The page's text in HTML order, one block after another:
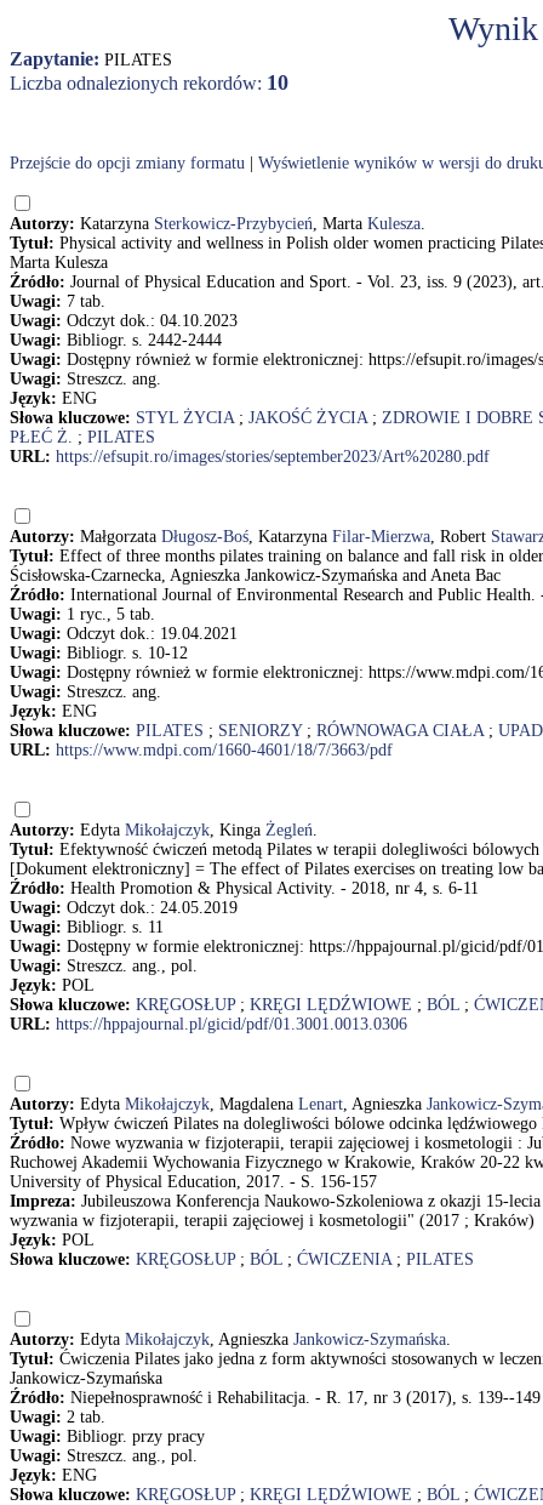
Zapytanie: PILATES
Liczba odnalezionych rekordów: 10
Przejście do opcji zmiany formatu Wyświetlenie wyników w wersji do
Autorzy: Katarzyna Sterkowicz-Przybycień, Marta Kulesza.
Tytuł: Physical activity and wellness in Polish older women practicing
Marta Kulesza
Źródło: Journal of Physical Education and Sport. - Vol. 23, iss. 9 (2023),
Uwagi: 7 tab.
Uwagi: Odczyt dok.: 04.10.2023
Uwagi: Bibliogr. s. 2442-2444
Uwagi: Dostępny również w formie elektronicznej: https://efsupit.ro/
Uwagi: Streszcz. ang.
Język: ENG
Słowa kluczowe: STYL ŻYCIA; JAKOŚĆ ŻYCIA; ZDROWIE I DOBRE
PŁEĆ Ż. ; PILATES
URL: https://efsupit.ro/images/stories/september2023/Art%20280.pdf
Autorzy: Małgorzata Długosz-Boś, Katarzyna Filar-Mierzwa, Robert
Tytuł: Effect of three months pilates training on balance and fall risk in
Ścisłowska-Czarnecka, Agnieszka Jankowicz-Szymańska and Aneta Bac
Źródło: International Journal of Environmental Research and Public
Uwagi: 1 ryc., 5 tab.
Uwagi: Odczyt dok.: 19.04.2021
Uwagi: Bibliogr. s. 10-12
Uwagi: Dostępny również w formie elektronicznej: https://www.mdpi.com/
Uwagi: Streszcz. ang.
Język: ENG
Słowa kluczowe: PILATES ; SENIORZY; RÓWNOWAGA CIAŁA;
URL: https://www.mdpi.com/1660-4601/18/7/3663/pdf
Autorzy: Edyta Mikołajczyk, Kinga Żegleń.
Tytuł: Efektywność ćwiczeń metodą Pilates w terapii dolegliwości
[Dokument elektroniczny] = The effect of Pilates exercises on treating low
Źródło: Health Promotion & Physical Activity. - 2018, nr 4, s. 6-11
Uwagi: Odczyt dok.: 24.05.2019
Uwagi: Bibliogr. s. 11
Uwagi: Dostępny w formie elektronicznej: https://hppajournal.pl/gicid/pdf/
Uwagi: Streszcz. ang., pol.
Język: POL
Słowa kluczowe: KRĘGOSŁUP; KRĘGI LĘDŹWIOWE ; BÓL ;
URL: https://hppajournal.pl/gicid/pdf/01.3001.0013.0306
Autorzy: Edyta Mikołajczyk, Magdalena Lenart, Agnieszka Jankowicz-
Tytuł: Wpływ ćwiczeń Pilates na dolegliwości bólowe odcinka
Źródło: Nowe wyzwania w fizjoterapii, terapii zajęciowej i kosmetologii :
Ruchowej Akademii Wychowania Fizycznego w Krakowie, Kraków 20-22
University of Physical Education, 2017. - S. 156-157
Impreza: Jubileuszowa Konferencja Naukowo-Szkoleniowa z okazji 15-
wyzwania w fizjoterapii, terapii zajęciowej i kosmetologii" (2017 ; Kraków)
Język: POL
Słowa kluczowe: KRĘGOSŁUP; BÓL ; ĆWICZENIA; PILATES
Autorzy: Edyta Mikołajczyk, Agnieszka Jankowicz-Szymańska.
Tytuł: Ćwiczenia Pilates jako jedna z form aktywności stosowanych w
Jankowicz-Szymańska
Źródło: Niepełnosprawność i Rehabilitacja. - R. 17, nr 3 (2017), s. 139--149
Uwagi: 2 tab.
Uwagi: Bibliogr. przy pracy
Uwagi: Streszcz. ang., pol.
Język: ENG
Słowa kluczowe: KRĘGOSŁUP; KRĘGI LĘDŹWIOWE ; BÓL ;